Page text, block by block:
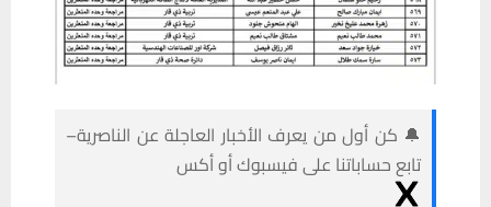
🔔 كن أول من يعرف الأخبار العاجلة عن الناصرية–
تابع حساباتنا على فيسبوك أو أكس